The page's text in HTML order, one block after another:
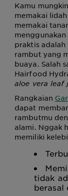
Kamu
memakai
memakai
praktis
rambut yang
buaya. Salah
Hairfood
aloe vera leaf
Rangkaian
dapat
rambutmu
alami. Nggak
memiliki
tidak
berasal